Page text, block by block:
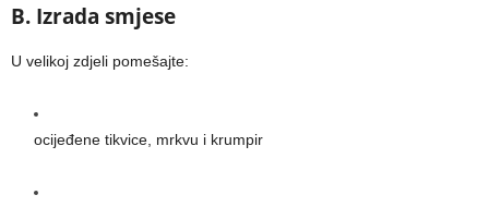
B. Izrada smjese
U velikoj zdjeli pomešajte:
ocijeđene tikvice, mrkvu i krumpir